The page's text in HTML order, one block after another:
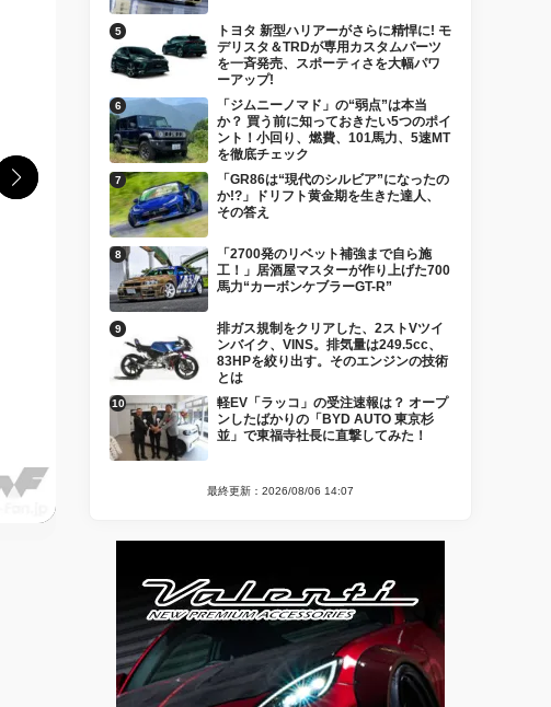
トヨタ 新型ハリアーがさらに精悍に! モ
デリスタ＆TRDが専用カスタムパーツ
を一斉発売、スポーティさを大幅パワ
ーアップ!
「ジムニーノマド」の“弱点”は本当
か？ 買う前に知っておきたい5つのポイ
ント！小回り、燃費、101馬力、5速MT
を徹底チェック
「GR86は“現代のシルビア”になったの
か!?」ドリフト黄金期を生きた達人、
その答え
「2700発のリベット補強まで自ら施
工！」居酒屋マスターが作り上げた700
馬力“カーボンケブラーGT-R”
排ガス規制をクリアした、2ストVツイ
ンバイク、VINS。排気量は249.5cc、
83HPを絞り出す。そのエンジンの技術
とは
軽EV「ラッコ」の受注速報は？ オープ
ンしたばかりの「BYD AUTO 東京杉
並」で東福寺社長に直撃してみた！
最終更新：2026/08/06 14:07